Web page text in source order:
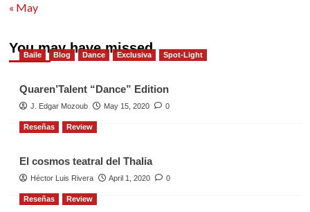
« May
You may have missed
Baile Blog Dance Exclusiva Spot-Light
Quaren’Talent “Dance” Edition
J. Edgar Mozoub May 15, 2020 0
Reseñas Review
El cosmos teatral del Thalia
Héctor Luis Rivera April 1, 2020 0
Reseñas Review